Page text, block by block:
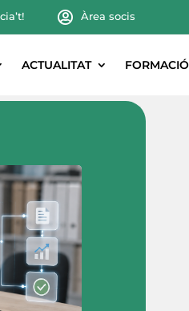
Àrea socis
ACTUALITAT FORMACIÓ